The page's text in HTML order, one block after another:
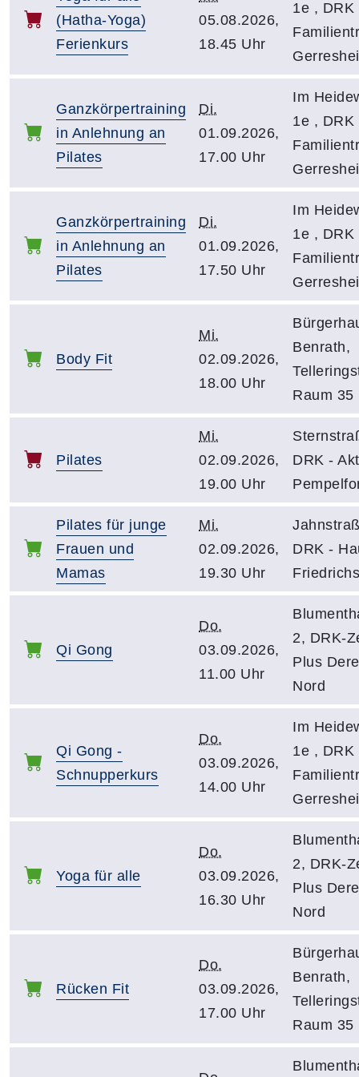
(Hatha-Yoga)
Ferienkurs
05.08.2026,
18.45 Uhr
1e , DRK
Ganzkörpertraining
in Anlehnung an
Pilates
Di.
01.09.2026,
17.00 Uhr
Im
1e , DRK
Ganzkörpertraining
in Anlehnung an
Pilates
Di.
01.09.2026,
17.50 Uhr
Im
1e , DRK
Body Fit
Mi.
02.09.2026,
18.00 Uhr
Benrath,
Raum 35
Pilates
Mi.
02.09.2026,
19.00 Uhr
DRK -
Pilates für junge
Frauen und
Mamas
Mi.
02.09.2026,
19.30 Uhr
DRK -
Qi Gong
Do.
03.09.2026,
11.00 Uhr
2, DRK-
Plus
Nord
Qi Gong -
Schnupperkurs
Do.
03.09.2026,
14.00 Uhr
Im
1e , DRK
Yoga für alle
Do.
03.09.2026,
16.30 Uhr
2, DRK-
Plus
Nord
Rücken Fit
Do.
03.09.2026,
17.00 Uhr
Benrath,
Raum 35